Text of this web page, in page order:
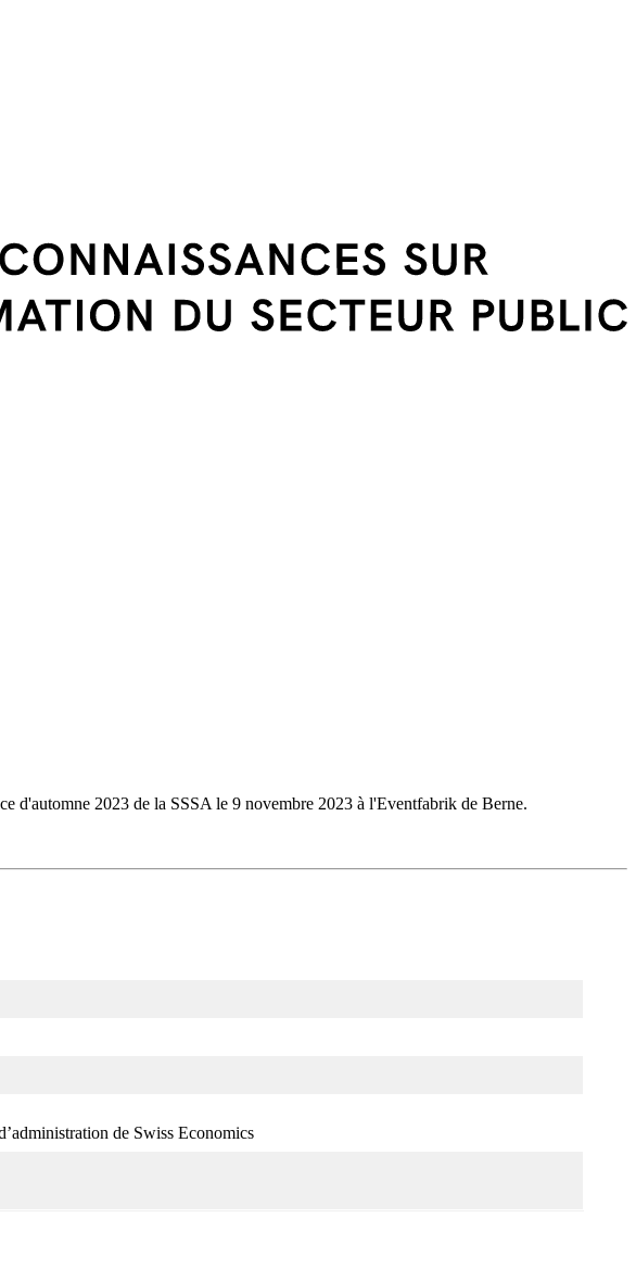
d'automne 2023 de la SSSA le 9 novembre 2023 à l'Eventfabrik de Berne.
de Swiss Economics